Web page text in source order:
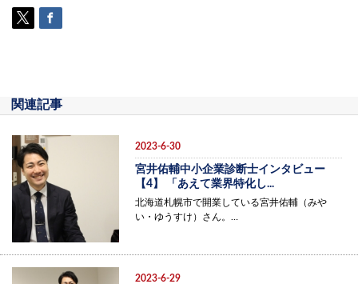
関連記事
2023-6-30
宮井佑輔中小企業診断士インタビュー
【4】 「あえて業界特化し...
北海道札幌市で開業している宮井佑輔（みや
い・ゆうすけ）さん。…
2023-6-29